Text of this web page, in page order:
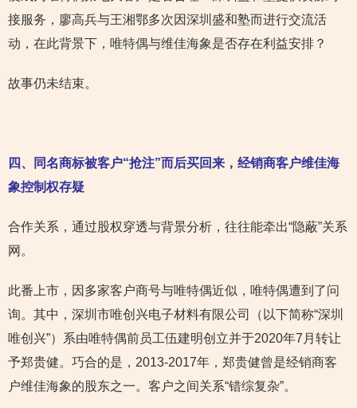
接服务，廖高兵与王湘鄂多次因深圳盛和塾而进行交流活
动，在此背景下，唯特偶与维佳海象是否存在利益安排？
故事仍未结束。
四、同名商标被客户“抢注”而后买回来，经销商客户维佳海
象控制权存疑
合作关系，通过股权穿透与背景分析，往往能牵出“隐蔽”关系
网。
此番上市，因多家客户商号与唯特偶近似，唯特偶遭到了问
询。其中，深圳市唯创兴电子材料有限公司（以下简称“深圳
唯创兴”）系由唯特偶前员工伍建明创立并于2020年7月转让
予郑贵健。巧合的是，2013-2017年，郑贵健曾是经销商客
户维佳海象的股东之一。客户之间关系“错综复杂”。